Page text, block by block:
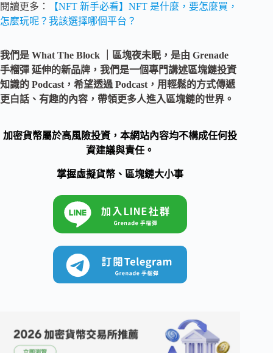
閱讀更多：
【NFT 新手必看】NFT 是什麼，要怎麼買，
怎麼玩呢？我該選擇哪個平台？
我們是 What The Block ｜區塊夜未眠，是由 Grenade
手榴彈 延伸的新品牌，我們是一個專門講述區塊鏈投資
知識的 Podcast，希望透過 Podcast，用輕鬆的方式傳遞
更白話、有趣的內容，帶領更多人進入區塊鏈的世界。
加密貨幣屬於高風險投資，本網站內容均不構成任何投
資建議與責任。
掌握虛擬貨幣、區塊鏈大小事